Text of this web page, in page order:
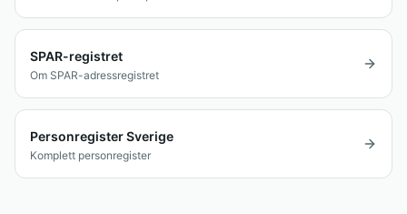
SPAR-registret
Om SPAR-adressregistret
Personregister Sverige
Komplett personregister